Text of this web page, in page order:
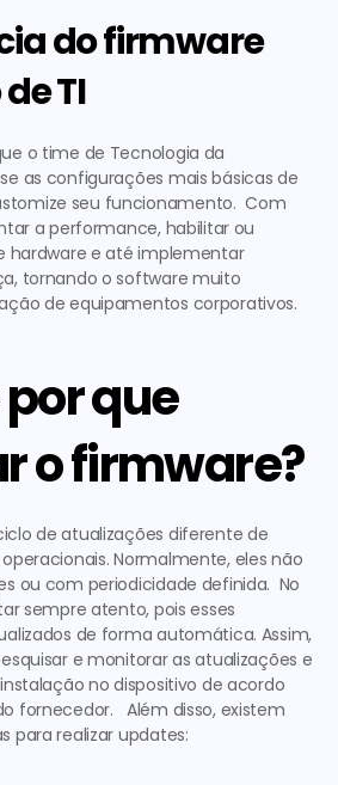
do firmware
TI
o time de Tecnologia da
as configurações mais básicas de
seu funcionamento.  Com
a performance, habilitar ou
hardware e até implementar
tornando o software muito
de equipamentos corporativos.
que
o firmware?
de atualizações diferente de
Normalmente, eles não
ou com periodicidade definida.  No
sempre atento, pois esses
de forma automática. Assim,
e monitorar as atualizações e
no dispositivo de acordo
fornecedor.   Além disso, existem
para realizar updates: